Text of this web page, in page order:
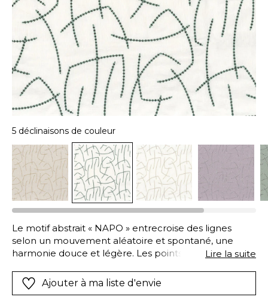
5 déclinaisons de couleur
Le motif abstrait « NAPO » entrecroise des lignes
selon un mouvement aléatoire et spontané, une
harmonie douce et légère. Les points de broderie
très épurée, moderne et sensible.
Lire la suite
Ajouter à ma liste d'envie